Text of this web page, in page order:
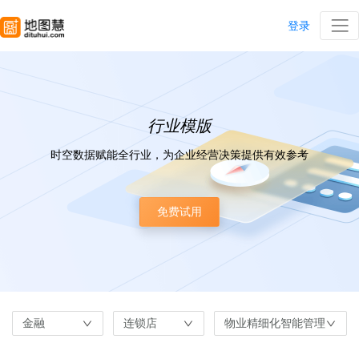
登录
行业模版
时空数据赋能全行业，为企业经营决策提供有效参考
免费试用
金融 连锁店 物业精细化智能管理